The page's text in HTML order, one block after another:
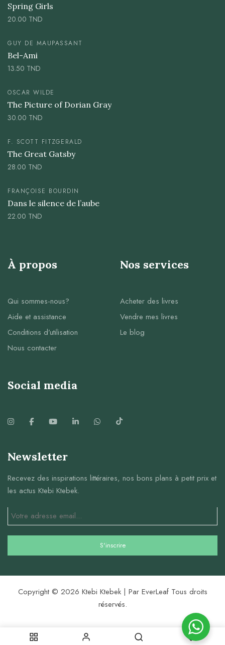
0
Spring Girls
20.00 TND
GUY DE MAUPASSANT
Bel-Ami
13.50 TND
OSCAR WILDE
The Picture of Dorian Gray
30.00 TND
F. SCOTT FITZGERALD
The Great Gatsby
28.00 TND
FRANÇOISE BOURDIN
Dans le silence de l’aube
22.00 TND
À propos
Qui sommes-nous?
Aide et assistance
Conditions d’utilisation
Nous contacter
Nos services
Acheter des livres
Vendre mes livres
Le blog
Social media
Newsletter
Recevez des inspirations littéraires, nos bons plans à petit prix et
les actus Ktebi Ktebek.
Copyright © 2026 Ktebi Ktebek | Par EverLeaf Tous droits
réservés.